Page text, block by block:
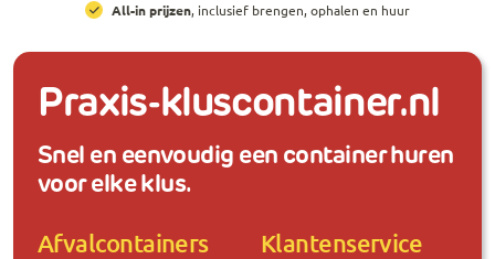
All-in prijzen, inclusief brengen, ophalen en huur
Praxis-kluscontainer.nl
Snel en eenvoudig een container huren
voor elke klus.
Afvalcontainers Klantenservice